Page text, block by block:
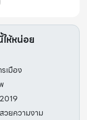
ห้หน่อย
เมือง
วยความงาม